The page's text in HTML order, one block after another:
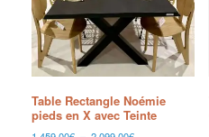
Table Rectangle Noémie
pieds en X avec Teinte